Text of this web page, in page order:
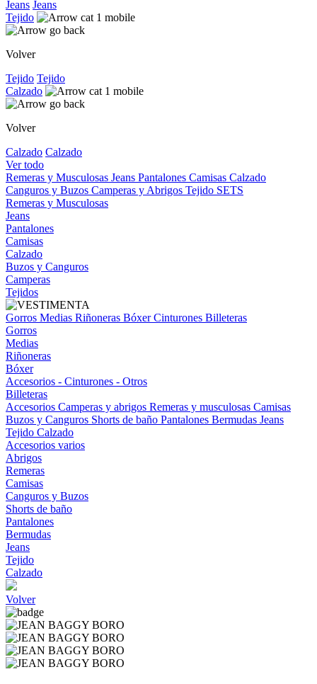
Jeans Jeans
Tejido
Volver
Tejido Tejido
Calzado
Volver
Calzado Calzado
Ver todo
Remeras y Musculosas Jeans Pantalones Camisas Calzado
Canguros y Buzos Camperas y Abrigos Tejido SETS
Remeras y Musculosas
Jeans
Pantalones
Camisas
Calzado
Buzos y Canguros
Camperas
Tejidos
Gorros Medias Riñoneras BóxerCinturones Billeteras
Gorros
Medias
Riñoneras
Bóxer
Accesorios - Cinturones - Otros
Billeteras
Accesorios Camperas y abrigos Remeras y musculosas Camisas
Buzos y Canguros Shorts de baño Pantalones Bermudas Jeans
Tejido Calzado
Accesorios varios
Abrigos
Remeras
Camisas
Canguros y Buzos
Shorts de baño
Pantalones
Bermudas
Jeans
Tejido
Calzado
Volver